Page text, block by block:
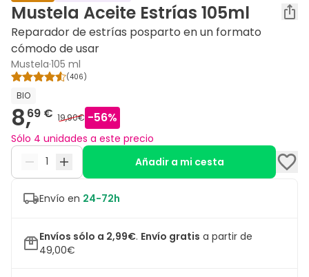
Mustela Aceite Estrías 105ml
Reparador de estrías posparto en un formato
cómodo de usar
Mustela·105 ml
(406)
BIO
8,69 € 19,90€ -56%
Sólo 4 unidades a este precio
Añadir a mi cesta
Envío en 24-72h
Envíos sólo a 2,99€. Envío gratis a partir de
49,00€